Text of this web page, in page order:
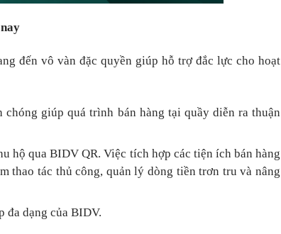
đến vô vàn đặc quyền giúp hỗ trợ đắc lực cho hoạt
chóng giúp quá trình bán hàng tại quầy diễn ra thuận
hộ qua BIDV QR.Việc tích hợp các tiện ích bán hàng
thao tác thủ công, quản lý dòng tiền trơn tru và nâng
đa dạng của BIDV.